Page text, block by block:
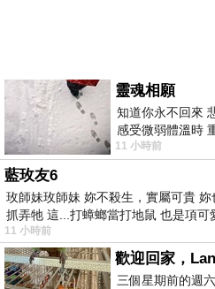
靈魂相願
知道你永不回來
感受微弱體溫時
此刻忍淚說別離
11 小時前
藍玫友6
玫師妹玫師妹 妳不殺生，實屬可貴 妳
抓弄牠 這...打蟑螂當打地鼠 也是項可
11 小時前
歡迎回家，
三個星期前的週